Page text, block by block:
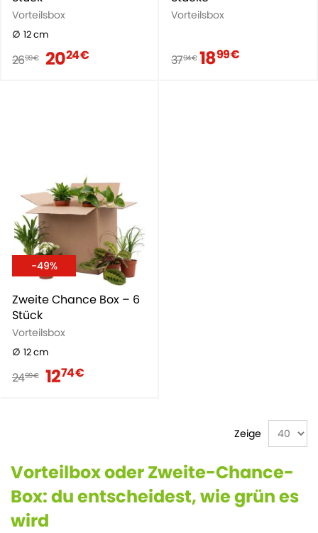
Vorteilsbox
12 cm
2699 € 2024 €
Vorteilsbox
3794 € 1899 €
-49%
Zweite Chance Box – 6
Stück
Vorteilsbox
12 cm
2499 € 1274 €
Zeige
Vorteilbox oder Zweite-Chance-
Box: du entscheidest, wie grün es
wird